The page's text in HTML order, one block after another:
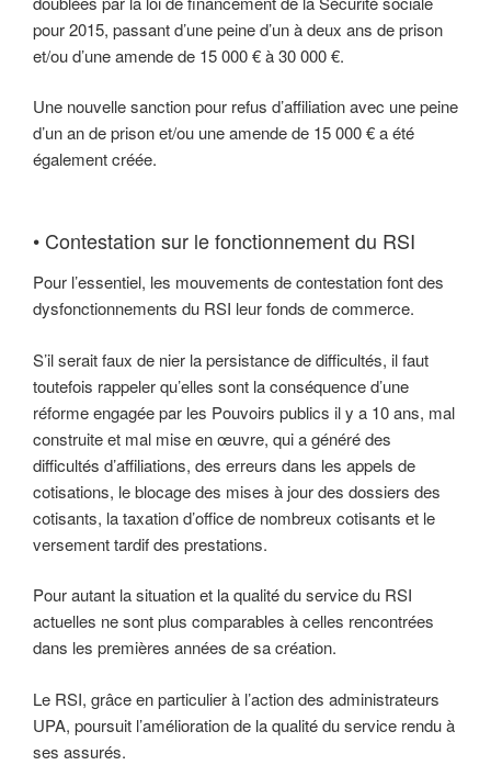
pour 2015, passant d’une peine d’un à deux ans de prison
et/ou d’une amende de 15 000 € à 30 000 €.
Une nouvelle sanction pour refus d’affiliation avec une peine
d’un an de prison et/ou une amende de 15 000 € a été
également créée.
• Contestation sur le fonctionnement du RSI
Pour l’essentiel, les mouvements de contestation font des
dysfonctionnements du RSI leur fonds de commerce.
S’il serait faux de nier la persistance de difficultés, il faut
toutefois rappeler qu’elles sont la conséquence d’une
réforme engagée par les Pouvoirs publics il y a 10 ans, mal
construite et mal mise en œuvre, qui a généré des
difficultés d’affiliations, des erreurs dans les appels de
cotisations, le blocage des mises à jour des dossiers des
cotisants, la taxation d’office de nombreux cotisants et le
versement tardif des prestations.
Pour autant la situation et la qualité du service du RSI
actuelles ne sont plus comparables à celles rencontrées
dans les premières années de sa création.
Le RSI, grâce en particulier à l’action des administrateurs
UPA, poursuit l’amélioration de la qualité du service rendu à
ses assurés.